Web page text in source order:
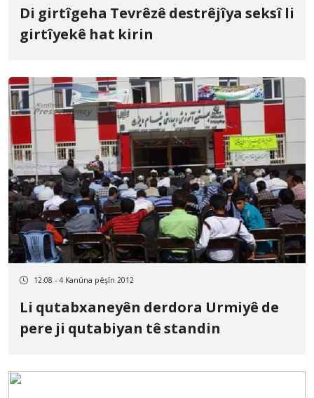
Di girtîgeha Tevrêzê destrêjîya seksî li
girtîyekê hat kirin
12:08 - 4 Kanûna pêşîn 2012
Li qutabxaneyên derdora Urmiyê de
pere ji qutabiyan tê standin